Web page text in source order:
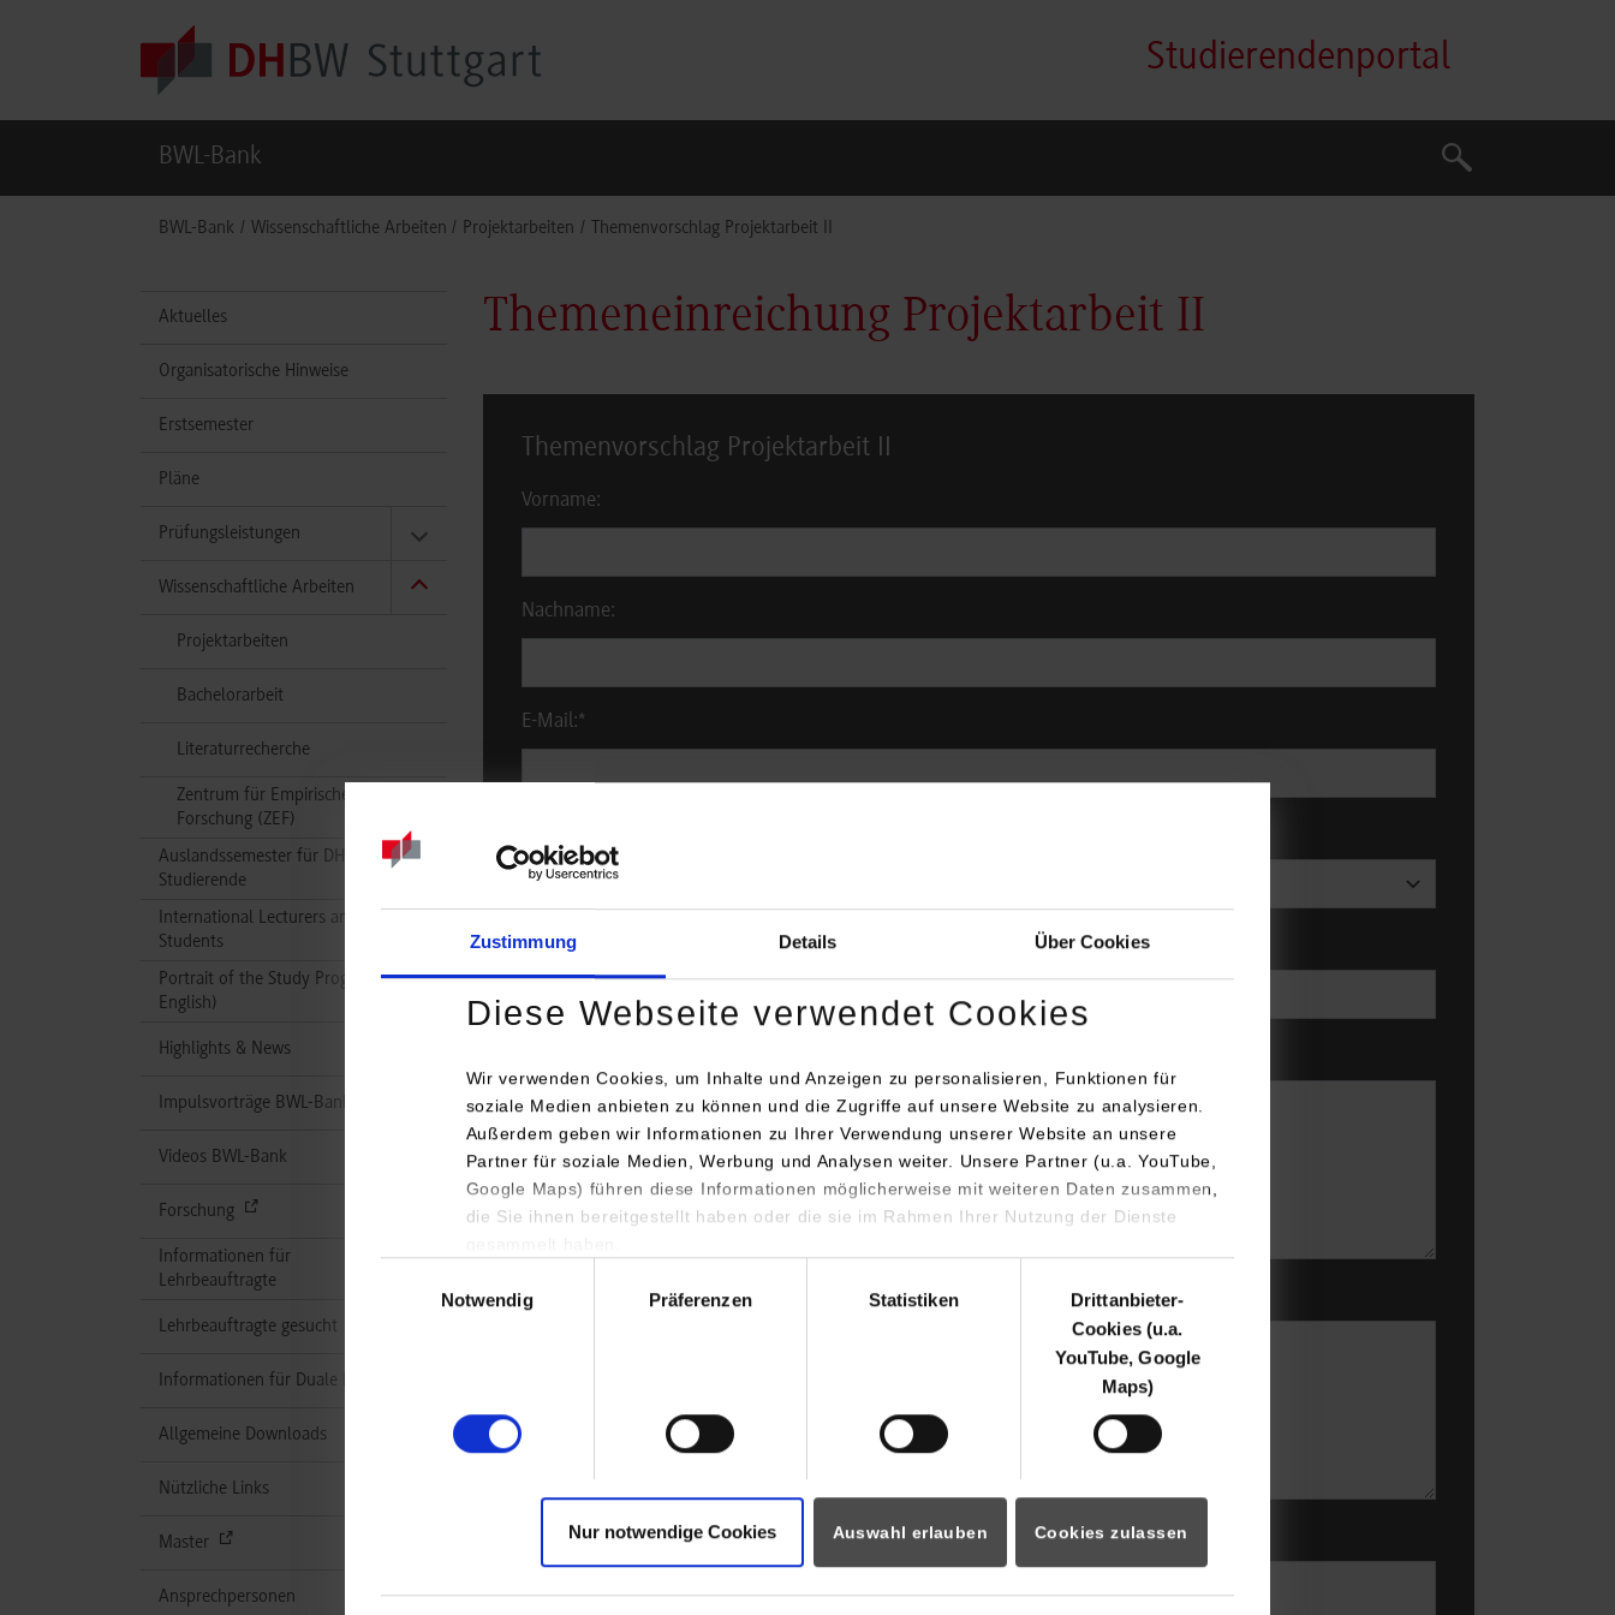
Zustimmung Details Über Cookies
Diese Webseite verwendet Cookies
Wir verwenden Cookies, um Inhalte und Anzeigen zu personalisieren, Funktionen für
soziale Medien anbieten zu können und die Zugriffe auf unsere Website zu analysieren.
Außerdem geben wir Informationen zu Ihrer Verwendung unserer Website an unsere
Partner für soziale Medien, Werbung und Analysen weiter. Unsere Partner (u.a. YouTube,
Google Maps) führen diese Informationen möglicherweise mit weiteren Daten zusammen,
die Sie ihnen bereitgestellt haben oder die sie im Rahmen Ihrer Nutzung der Dienste
Notwendig
Präferenzen Statistiken
Drittanbieter-
Cookies (u.a.
YouTube, Google
Maps)
Nur notwendige Cookies Auswahl erlauben Cookies zulassen
Studierendenportal
BWL-Bank
Suche
Suche
BWL-Bank Wissenschaftliche Arbeiten Projektarbeiten Themenvorschlag Projektarbeit II
Aktuelles
Organisatorische Hinweise
Erstsemester
Pläne
Prüfungsleistungen
Wissenschaftliche Arbeiten
Projektarbeiten
Bachelorarbeit
Literaturrecherche
Zentrum für Empirische
Forschung (ZEF)
Auslandssemester für DH-
Studierende
International Lecturers and
Students
Portrait of the Study Program (in
English)
Highlights & News
Impulsvorträge BWL-Bank
Videos BWL-Bank
Forschung
Informationen für
Lehrbeauftragte
Lehrbeauftragte gesucht
Informationen für Duale Partner
Allgemeine Downloads
Nützliche Links
Master
Ansprechpersonen
Themeneinreichung Projektarbeit II
Themenvorschlag Projektarbeit II
Vorname:
Nachname:
E-Mail:*
Bank:
Geplanter Inhalt der Arbeit:
Geplanter Titel der Arbeit:*